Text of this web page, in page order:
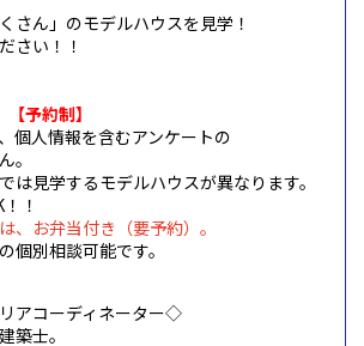
さん」のモデルハウスを見学！
さい！！
【予約制】
個人情報を含むアンケートの
。
は見学するモデルハウスが異なります。
！
、お弁当付き（要予約）。
個別相談可能です。
アコーディネーター◇
築士。